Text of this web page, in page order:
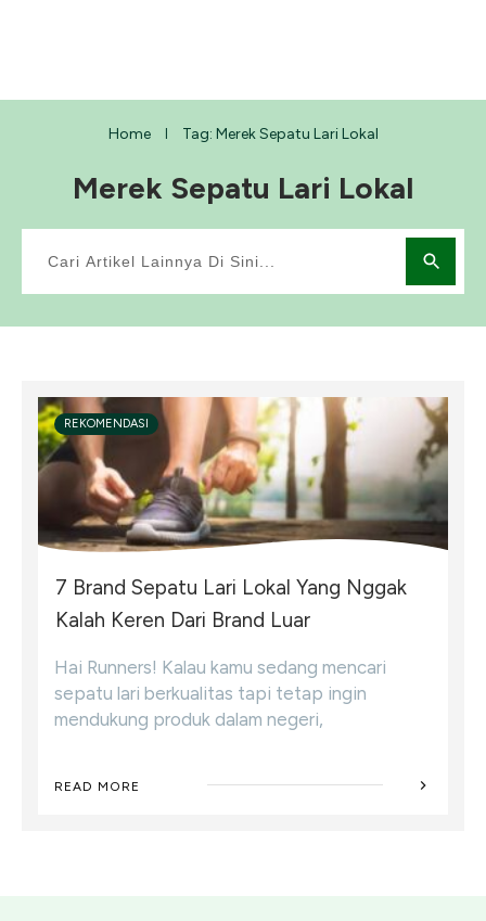
Home Tag: Merek Sepatu Lari Lokal
Merek Sepatu Lari Lokal
REKOMENDASI
7 Brand Sepatu Lari Lokal Yang Nggak
Kalah Keren Dari Brand Luar
Hai Runners! Kalau kamu sedang mencari
sepatu lari berkualitas tapi tetap ingin
mendukung produk dalam negeri,
READ MORE